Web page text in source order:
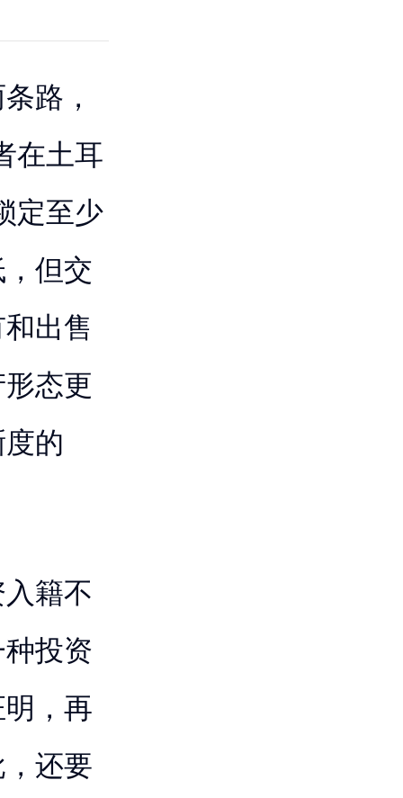
路，
在土耳
定至少
但交
出售
态更
的
籍不
投资
，再
还要